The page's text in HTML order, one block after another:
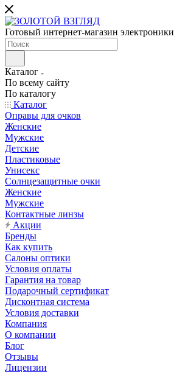
Готовый интернет-магазин электроники
Каталог
По всему сайту
По каталогу
Каталог
Оправы для очков
Женские
Мужские
Детские
Пластиковые
Унисекс
Солнцезащитные очки
Женские
Мужские
Контактные линзы
Акции
Бренды
Как купить
Салоны оптики
Условия оплаты
Гарантия на товар
Подарочный сертификат
Дисконтная система
Условия доставки
Компания
О компании
Блог
Отзывы
Лицензии